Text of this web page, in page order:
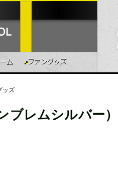
ッズ
ブレムシルバー）